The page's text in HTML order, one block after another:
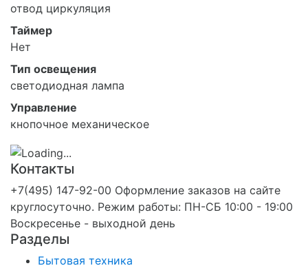
отвод циркуляция
Таймер
Нет
Тип освещения
светодиодная лампа
Управление
кнопочное механическое
Контакты
+7(495) 147-92-00 Оформление заказов на сайте
круглосуточно. Режим работы: ПН-СБ 10:00 - 19:00
Воскресенье - выходной день
Разделы
Бытовая техника